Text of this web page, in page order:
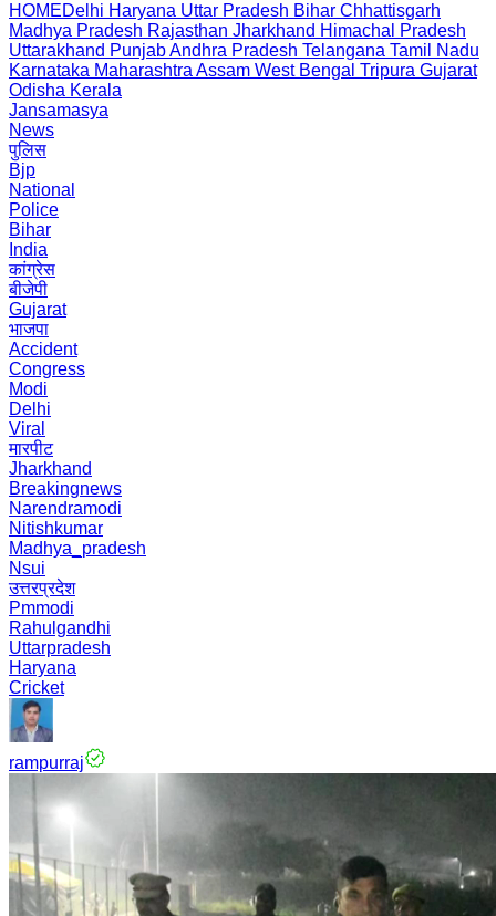
HOMEDelhi Haryana Uttar Pradesh Bihar Chhattisgarh
Madhya Pradesh Rajasthan Jharkhand Himachal Pradesh
Uttarakhand PunjabAndhra Pradesh Telangana Tamil Nadu
Karnataka Maharashtra Assam West Bengal Tripura Gujarat
Odisha Kerala
Jansamasya
News
पुलिस
Bjp
National
Police
Bihar
India
कांग्रेस
बीजेपी
Gujarat
भाजपा
Accident
Congress
Modi
Delhi
Viral
मारपीट
Jharkhand
Breakingnews
Narendramodi
Nitishkumar
Madhya_pradesh
Nsui
उत्तरप्रदेश
Pmmodi
Rahulgandhi
Uttarpradesh
Haryana
Cricket
rampurraj